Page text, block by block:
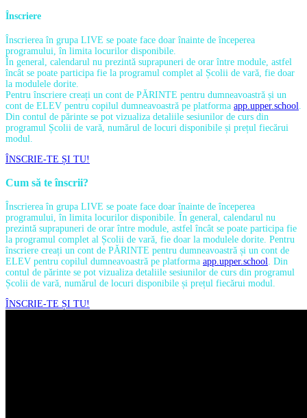
02/09 – 08/09
15:00 – 17:00 Lingvistică Lingvistică
Înscriere
Înscrierea în grupa LIVE se poate face doar înainte de începerea
programului, în limita locurilor disponibile.
În general, calendarul nu prezintă suprapuneri de orar între module, astfel
încât se poate participa fie la programul complet al Școlii de vară, fie doar
la modulele dorite.
Pentru înscriere creați un cont de PĂRINTE pentru dumneavoastră și un
cont de ELEV pentru copilul dumneavoastră pe platforma app.upper.school.
Din contul de părinte se pot vizualiza detaliile sesiunilor de curs din
programul Școlii de vară, numărul de locuri disponibile și prețul fiecărui
modul.
ÎNSCRIE-TE ȘI TU!
Cum să te înscrii?
Înscrierea în grupa LIVE se poate face doar înainte de începerea
programului, în limita locurilor disponibile. În general, calendarul nu
prezintă suprapuneri de orar între module, astfel încât se poate participa fie
la programul complet al Școlii de vară, fie doar la modulele dorite. Pentru
înscriere creați un cont de PĂRINTE pentru dumneavoastră și un cont de
ELEV pentru copilul dumneavoastră pe platforma app.upper.school
. Din
contul de părinte se pot vizualiza detaliile sesiunilor de curs din programul
Școlii de vară, numărul de locuri disponibile și prețul fiecărui modul.
ÎNSCRIE-TE ȘI TU!